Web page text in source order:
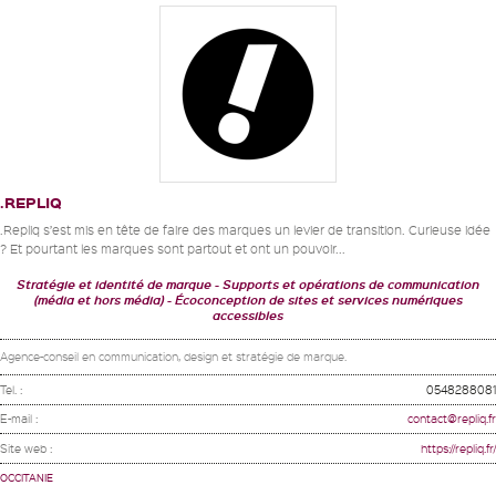
.REPLIQ
.Repliq s’est mis en tête de faire des marques un levier de transition. Curieuse idée
? Et pourtant les marques sont partout et ont un pouvoir...
Stratégie et identité de marque
Supports et opérations de communication
(média et hors média)
Écoconception de sites et services numériques
accessibles
Agence-conseil en communication, design et stratégie de marque.
Tel. : 0548288081
E-mail : contact@repliq.fr
Site web : https://repliq.fr/
OCCITANIE